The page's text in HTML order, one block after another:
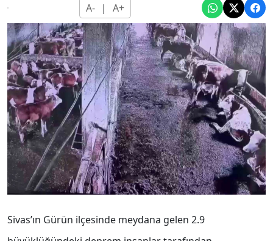
A- | A+
Sivas’ın Gürün ilçesinde meydana gelen 2.9